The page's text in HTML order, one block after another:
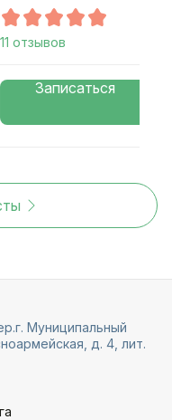
11 отзывов
Записаться
Муниципальный
д. 4, лит.